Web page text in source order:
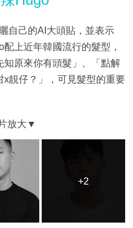
自己的AI大頭貼，並表示
上近年韓國流行的髮型，
原來你有頭髮」、「點解
靚仔？」，可見髮型的重要
+2
+2